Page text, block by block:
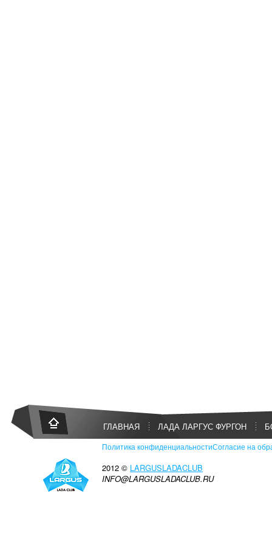
ГЛАВНАЯ ЛАДА ЛАРГУС ФУРГОН
Политика конфиденциальностиСогласие на
2012 © LARGUSLADACLUB
INFO@LARGUSLADACLUB.RU